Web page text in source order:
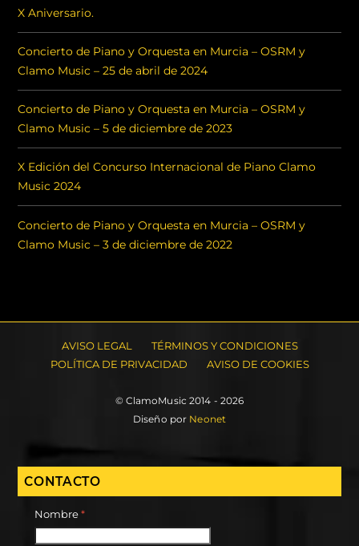
X Aniversario.
Concierto de Piano y Orquesta en Murcia – OSRM y
Clamo Music – 25 de abril de 2024
Concierto de Piano y Orquesta en Murcia – OSRM y
Clamo Music – 5 de diciembre de 2023
X Edición del Concurso Internacional de Piano Clamo
Music 2024
Concierto de Piano y Orquesta en Murcia – OSRM y
Clamo Music – 3 de diciembre de 2022
AVISO LEGAL
TÉRMINOS Y CONDICIONES
POLÍTICA DE PRIVACIDAD
AVISO DE COOKIES
© ClamoMusic 2014 - 2026
Diseño por Neonet
CONTACTO
Nombre*